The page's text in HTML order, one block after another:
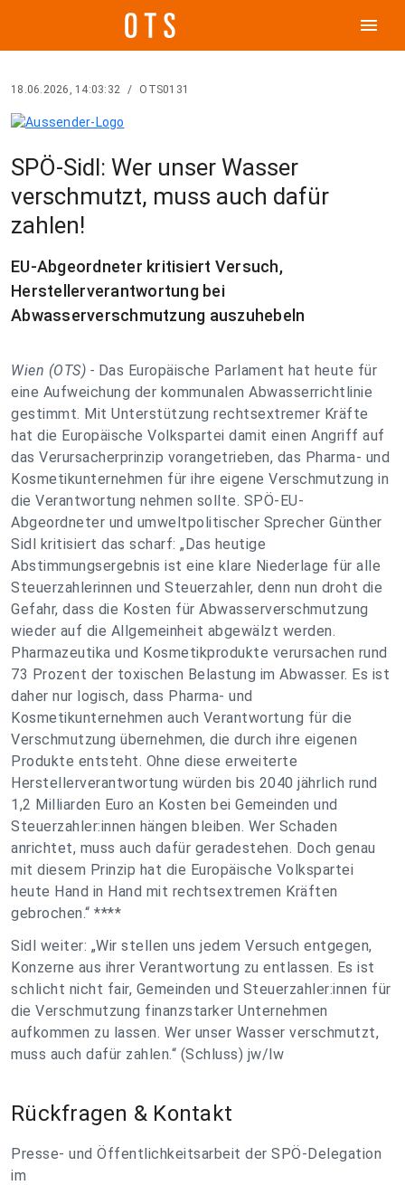
menu
18.06.2026, 14:03:32 / OTS0131
SPÖ-Sidl: Wer unser Wasser
verschmutzt, muss auch dafür
zahlen!
EU-Abgeordneter kritisiert Versuch,
Herstellerverantwortung bei
Abwasserverschmutzung auszuhebeln
Wien (OTS) - Das Europäische Parlament hat heute für
eine Aufweichung der kommunalen Abwasserrichtlinie
gestimmt. Mit Unterstützung rechtsextremer Kräfte
hat die Europäische Volkspartei damit einen Angriff auf
das Verursacherprinzip vorangetrieben, das Pharma- und
Kosmetikunternehmen für ihre eigene Verschmutzung in
die Verantwortung nehmen sollte. SPÖ-EU-
Abgeordneter und umweltpolitischer Sprecher Günther
Sidl kritisiert das scharf: „Das heutige
Abstimmungsergebnis ist eine klare Niederlage für alle
Steuerzahlerinnen und Steuerzahler, denn nun droht die
Gefahr, dass die Kosten für Abwasserverschmutzung
wieder auf die Allgemeinheit abgewälzt werden.
Pharmazeutika und Kosmetikprodukte verursachen rund
73 Prozent der toxischen Belastung im Abwasser. Es ist
daher nur logisch, dass Pharma- und
Kosmetikunternehmen auch Verantwortung für die
Verschmutzung übernehmen, die durch ihre eigenen
Produkte entsteht. Ohne diese erweiterte
Herstellerverantwortung würden bis 2040 jährlich rund
1,2 Milliarden Euro an Kosten bei Gemeinden und
Steuerzahler:innen hängen bleiben. Wer Schaden
anrichtet, muss auch dafür geradestehen. Doch genau
mit diesem Prinzip hat die Europäische Volkspartei
heute Hand in Hand mit rechtsextremen Kräften
gebrochen.“ ****
Sidl weiter: „Wir stellen uns jedem Versuch entgegen,
Konzerne aus ihrer Verantwortung zu entlassen. Es ist
schlicht nicht fair, Gemeinden und Steuerzahler:innen für
die Verschmutzung finanzstarker Unternehmen
aufkommen zu lassen. Wer unser Wasser verschmutzt,
muss auch dafür zahlen.“ (Schluss) jw/lw
Rückfragen & Kontakt
Presse- und Öffentlichkeitsarbeit der SPÖ-Delegation
im